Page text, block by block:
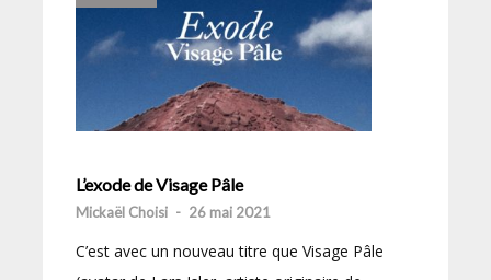
L’exode de Visage Pâle
Mickaël Choisi - 26 mai 2021
C’est avec un nouveau titre que Visage Pâle